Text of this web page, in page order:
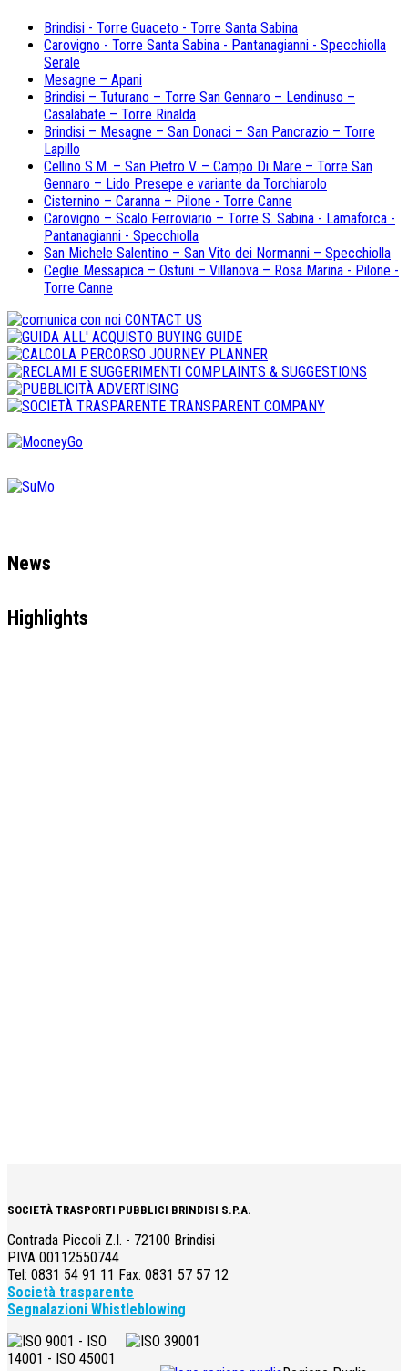
Brindisi - Torre Guaceto - Torre Santa Sabina
Carovigno - Torre Santa Sabina - Pantanagianni - Specchiolla
Serale
Mesagne – Apani
Brindisi – Tuturano – Torre San Gennaro – Lendinuso –
Casalabate – Torre Rinalda
Brindisi – Mesagne – San Donaci – San Pancrazio – Torre
Lapillo
Cellino S.M. – San Pietro V. – Campo Di Mare – Torre San
Gennaro – Lido Presepe e variante da Torchiarolo
Cisternino – Caranna – Pilone - Torre Canne
Carovigno – Scalo Ferroviario – Torre S. Sabina - Lamaforca -
Pantanagianni - Specchiolla
San Michele Salentino – San Vito dei Normanni – Specchiolla
Ceglie Messapica – Ostuni – Villanova – Rosa Marina - Pilone -
Torre Canne
CONTACT US
BUYING GUIDE
JOURNEY PLANNER
COMPLAINTS & SUGGESTIONS
ADVERTISING
TRANSPARENT COMPANY
News
Highlights
SOCIETÀ TRASPORTI PUBBLICI BRINDISI S.P.A.
Contrada Piccoli Z.I. - 72100 Brindisi
P.IVA 00112550744
Tel: 0831 54 91 11 Fax: 0831 57 57 12
Società trasparente
Segnalazioni Whistleblowing